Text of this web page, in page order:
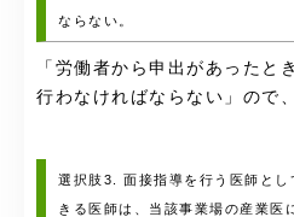
ならない。
「労働者から申出があったと
行わなければならない」ので
選択肢3. 面接指導を行う医師と
きる医師は、当該事業場の産業医